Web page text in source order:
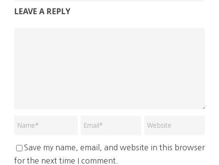
LEAVE A REPLY
Save my name, email, and website in this browser
for the next time I comment.